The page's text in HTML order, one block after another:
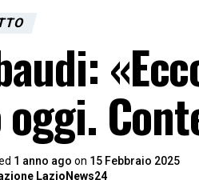
oggi.
1 anno ago on 15 Febbraio 2025
LazioNews24